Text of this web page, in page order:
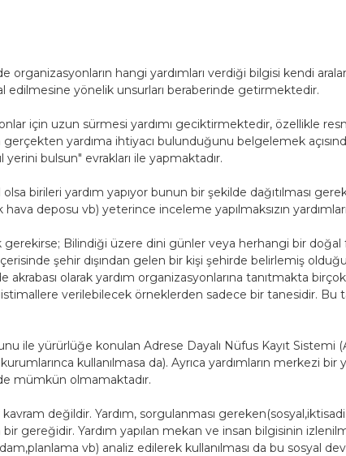
hangi yardımları verdiği bilgisi kendi
edilmesine yönelik unsurları beraberinde getirmektedir.
için uzun sürmesi yardımı geciktirmektedir, özellikle
yardıma ihtiyacı bulunduğunu belgelemek
bulsun" evrakları ile yapmaktadır.
yardım yapıyor bunun bir şekilde dağıtılması
deposu vb) yeterince inceleme yapılmaksızın
Bilindiği üzere dini günler veya herhangi bir doğal
şehir dışından gelen bir kişi şehirde belirlemiş
akrabası olarak yardım organizasyonlarına tanıtmakta
verilebilecek örneklerden sadece bir tanesidir.
yürürlüğe konulan Adrese Dayalı Nüfus Kayıt Sistemi
kullanılmasa da). Ayrıca yardımların merkezi
mümkün olmamaktadır.
değildir. Yardım, sorgulanması gereken(sosyal,iktisadi
gereğidir. Yardım yapılan mekan ve insan bilgisinin
vb) analiz edilerek kullanılması da bu sosyal